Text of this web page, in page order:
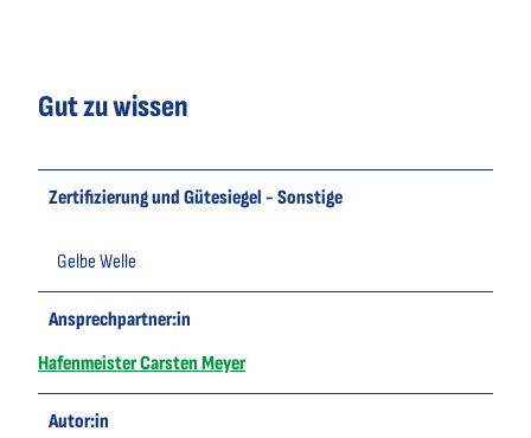
Gut zu wissen
Zertifizierung und Gütesiegel - Sonstige
Gelbe Welle
Ansprechpartner:in
Hafenmeister Carsten Meyer
Autor:in